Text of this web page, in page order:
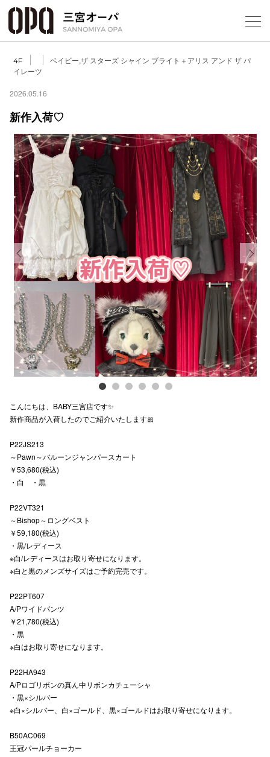
4F
ベイビー,ザ スターズ シャイン ブライト＋アリス アンド ザ パ
イレーツ
2026.05.16
新作入荷♡
Previous Next
こんにちは、BABY三宮店です✨
新作商品が入荷したのでご紹介いたします🎀
P22JS213
～Pawn～バルーンジャンパースカート
￥53,680(税込)
・白 ・黒
P22VT321
～Bishop～ロングベスト
￥59,180(税込)
・黒/レディース
※白/レディースはお取り寄せになります。
※白と黒のメンズサイズはご予約完売です。
P22PT607
A/Pワイドパンツ
￥21,780(税込)
・黒
※白はお取り寄せになります。
P22HA943
A/Pロゴリボンの真ん中リボンカチューシャ
・黒×シルバー
※白×シルバー、白×ゴールド、黒×ゴールドはお取り寄せになります。
B50AC069
王冠パールチョーカー
ショッ
レスト
施設案内
アクセ
スタッ
電話で
公式SNS